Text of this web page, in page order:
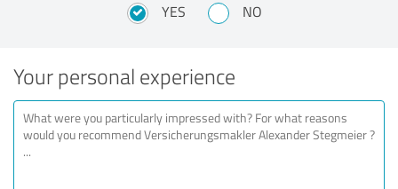
YES NO
Your personal experience